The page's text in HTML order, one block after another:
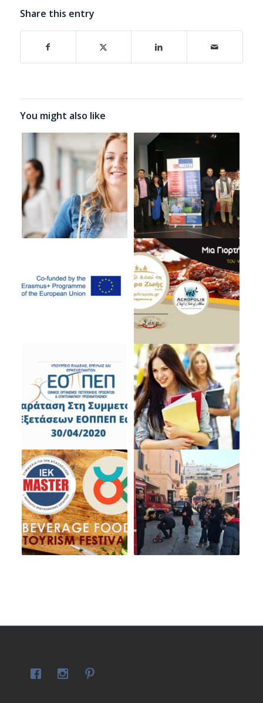
Share this entry
You might also like